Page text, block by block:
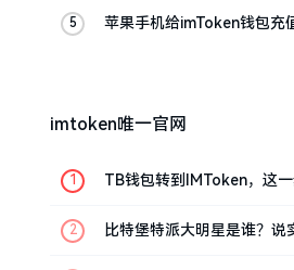
苹果手机给imToken钱包充
imtoken唯一官网
TB钱包转到IMToken，这
比特堡特派大明星是谁？说